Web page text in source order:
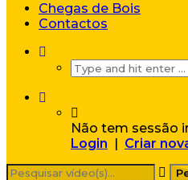
Chegas de Bois
Contactos
Não tem sessão
Login
Criar